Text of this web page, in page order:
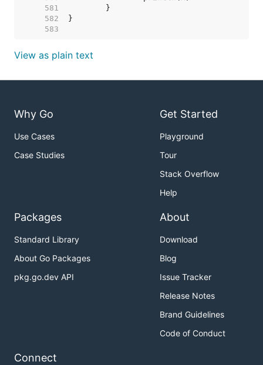
   581
   582
   583
View as plain text
Why Go
Use Cases
Case Studies
Get Started
Playground
Tour
Stack Overflow
Help
Packages
Standard Library
About Go Packages
pkg.go.dev API
About
Download
Blog
Issue Tracker
Release Notes
Brand Guidelines
Code of Conduct
Connect